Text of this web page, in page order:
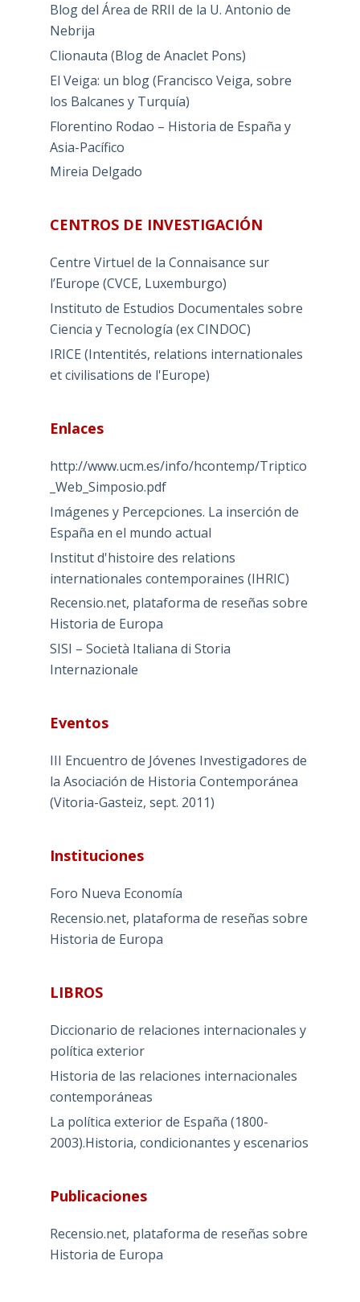
Blog del Área de RRII de la U. Antonio de
Nebrija
Clionauta (Blog de Anaclet Pons)
El Veiga: un blog (Francisco Veiga, sobre
los Balcanes y Turquía)
Florentino Rodao – Historia de España y
Asia-Pacífico
Mireia Delgado
CENTROS DE INVESTIGACIÓN
Centre Virtuel de la Connaisance sur
l’Europe (CVCE, Luxemburgo)
Instituto de Estudios Documentales sobre
Ciencia y Tecnología (ex CINDOC)
IRICE (Intentités, relations internationales
et civilisations de l'Europe)
Enlaces
http://www.ucm.es/info/hcontemp/Triptico
_Web_Simposio.pdf
Imágenes y Percepciones. La inserción de
España en el mundo actual
Institut d'histoire des relations
internationales contemporaines (IHRIC)
Recensio.net, plataforma de reseñas sobre
Historia de Europa
SISI – Società Italiana di Storia
Internazionale
Eventos
III Encuentro de Jóvenes Investigadores de
la Asociación de Historia Contemporánea
(Vitoria-Gasteiz, sept. 2011)
Instituciones
Foro Nueva Economía
Recensio.net, plataforma de reseñas sobre
Historia de Europa
LIBROS
Diccionario de relaciones internacionales y
política exterior
Historia de las relaciones internacionales
contemporáneas
La política exterior de España (1800-
2003).Historia, condicionantes y escenarios
Publicaciones
Recensio.net, plataforma de reseñas sobre
Historia de Europa